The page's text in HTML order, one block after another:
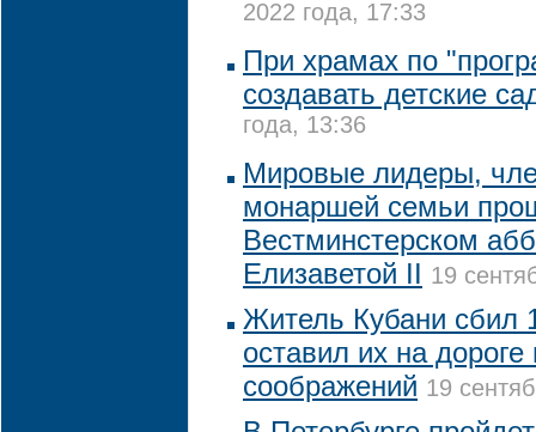
2022 года, 17:33
При храмах по
создавать детские
года, 13:36
Мировые лидеры,
монаршей семьи
Вестминстерском
Елизаветой II 19
Житель Кубани сбил
оставил их на дороге
соображений 19